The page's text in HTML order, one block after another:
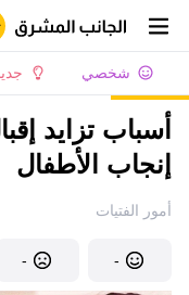
شخصي
أسباب تزايد
إنجاب الأطفال
أمور الفتيات
-
-